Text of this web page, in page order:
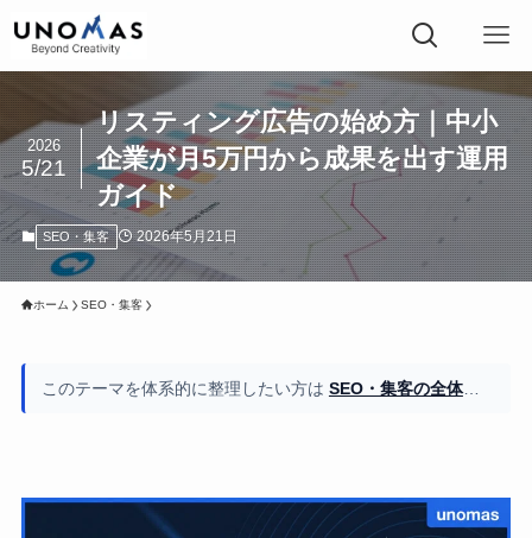
リスティング広告の始め方｜中小
企業が月5万円から成果を出す運用
ガイド
2026
5/21
SEO・集客 2026年5月21日
ホーム SEO・集客
このテーマを体系的に整理したい方は SEO・集客の全体像もご覧ください